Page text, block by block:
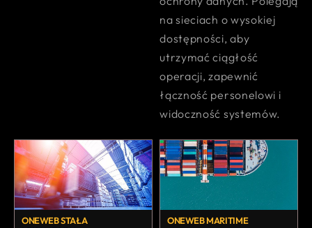
na sieciach o wysokiej
dostępności, aby
utrzymać ciągłość
operacji, zapewnić
łączność personelowi i
widoczność systemów.
ONEWEB STAŁA
ONEWEB MARITIME